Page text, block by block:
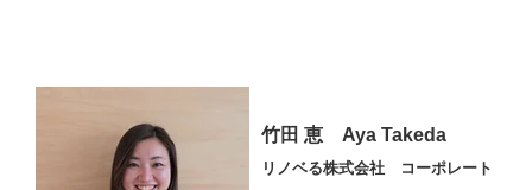
竹田 恵 Aya Takeda
リノベる株式会社 コーポレート